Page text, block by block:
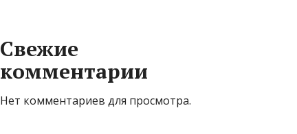
Свежие
комментарии
Нет комментариев для просмотра.